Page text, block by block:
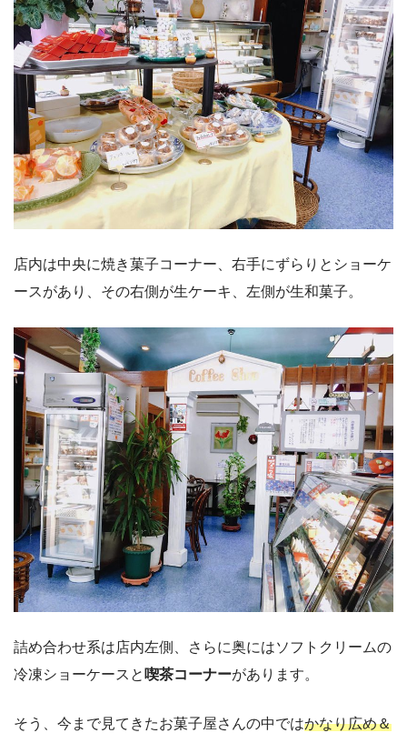
店内は中央に焼き菓子コーナー、右手にずらりとショーケ
ースがあり、その右側が生ケーキ、左側が生和菓子。
詰め合わせ系は店内左側、さらに奥にはソフトクリームの
冷凍ショーケースと喫茶コーナーがあります。
そう、今まで見てきたお菓子屋さんの中ではかなり広め＆